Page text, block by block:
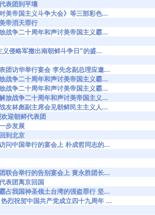
表团到平壤
美帝国主义斗争大会》等三部彩色...
帝滔天罪行
战争二十周年和声讨美帝国主义霸...
侵略军撤出南朝鲜斗争日”的盛...
团访华举行宴会 李先念副总理应邀...
战争二十周年和声讨美帝国主义霸...
战争二十周年和声讨美帝国主义霸...
放战争二十周年和声讨美帝国主义...
友林彪副主席会见朝鲜民主主义人...
迎朝鲜代表团
步发展
到北京
问中国举行的宴会上 朴成哲同志的...
联合举行的告别宴会上 黄永胜团长...
表团离京回国
占我国神圣领土台湾的强盗罪行 坚...
烈祝贺中国共产党成立四十九周年 ...